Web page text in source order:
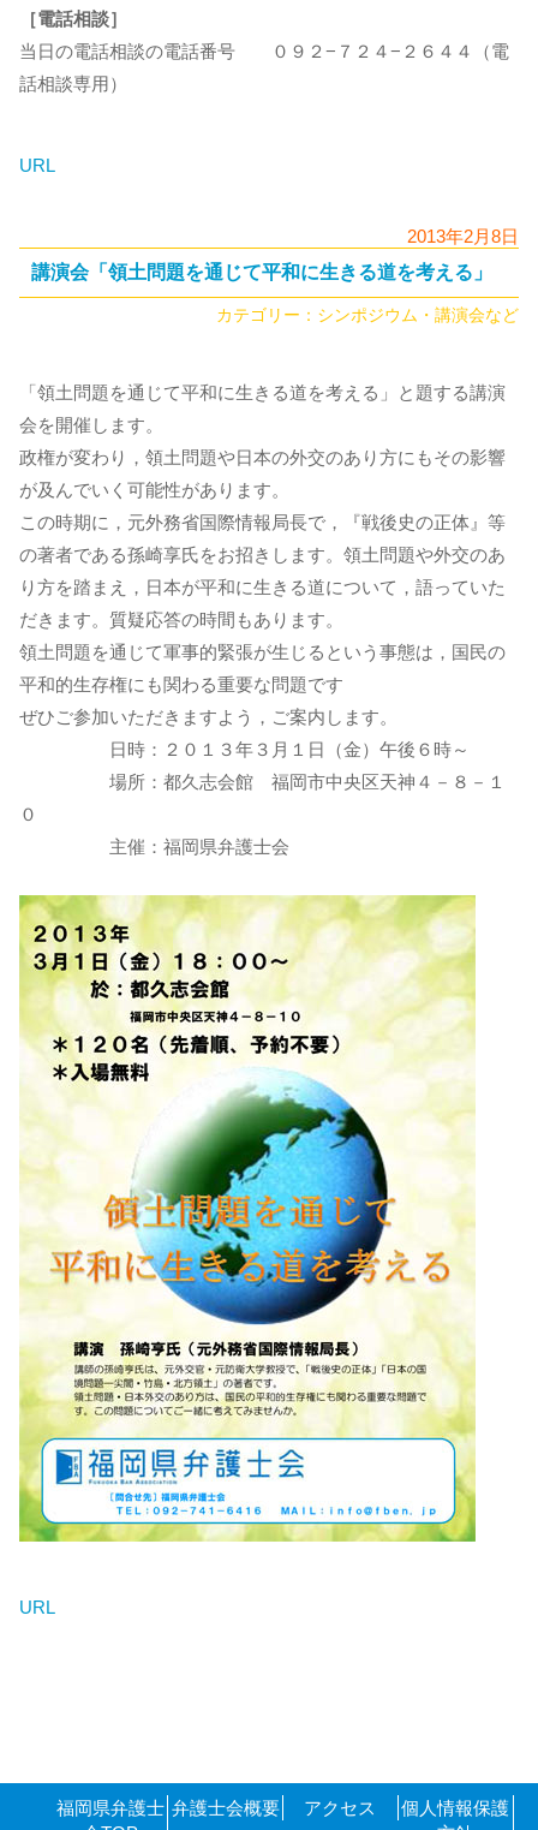
［電話相談］
当日の電話相談の電話番号 ０９２−７２４−２６４４（電
話相談専用）
URL
2013年2月8日
講演会「領土問題を通じて平和に生きる道を考える」
カテゴリー： シンポジウム・講演会など
「領土問題を通じて平和に生きる道を考える」と題する講演
会を開催します。
政権が変わり，領土問題や日本の外交のあり方にもその影響
が及んでいく可能性があります。
この時期に，元外務省国際情報局長で，『戦後史の正体』等
の著者である孫崎享氏をお招きします。領土問題や外交のあ
り方を踏まえ，日本が平和に生きる道について，語っていた
だきます。質疑応答の時間もあります。
領土問題を通じて軍事的緊張が生じるという事態は，国民の
平和的生存権にも関わる重要な問題です
ぜひご参加いただきますよう，ご案内します。
日時：２０１３年３月１日（金）午後６時～
場所：都久志会館 福岡市中央区天神４－８－１
０
主催：福岡県弁護士会
URL
福岡県弁護士 弁護士会概要 アクセス
個人情報保護